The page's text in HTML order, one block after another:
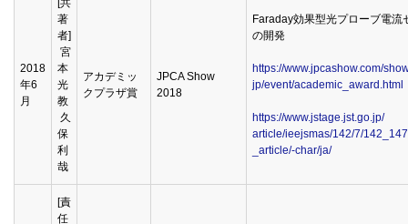
2018
年6
月
[共
著
者]
宮
本
光
教
久
保
利
哉
アカデミッ
クプラザ賞
JPCA Show
2018
Faraday効果型光プローブ電流
の開発
https://www.jpcashow.com/
jp/event/academic_award.html
https://www.jstage.jst.go.jp/
article/ieejsmas/142/7/
_article/-char/ja/
[責
任